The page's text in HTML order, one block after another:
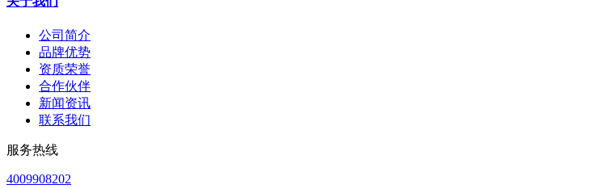
公司简介
品牌优势
资质荣誉
合作伙伴
新闻资讯
联系我们
服务热线
4009908202